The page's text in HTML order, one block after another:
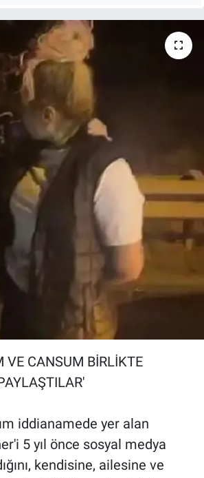
VE CANSUM BİRLİKTE
iddianamede yer alan
5 yıl önce sosyal medya
kendisine, ailesine ve